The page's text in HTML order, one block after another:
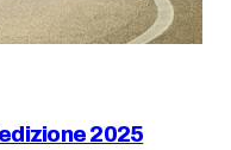
2025